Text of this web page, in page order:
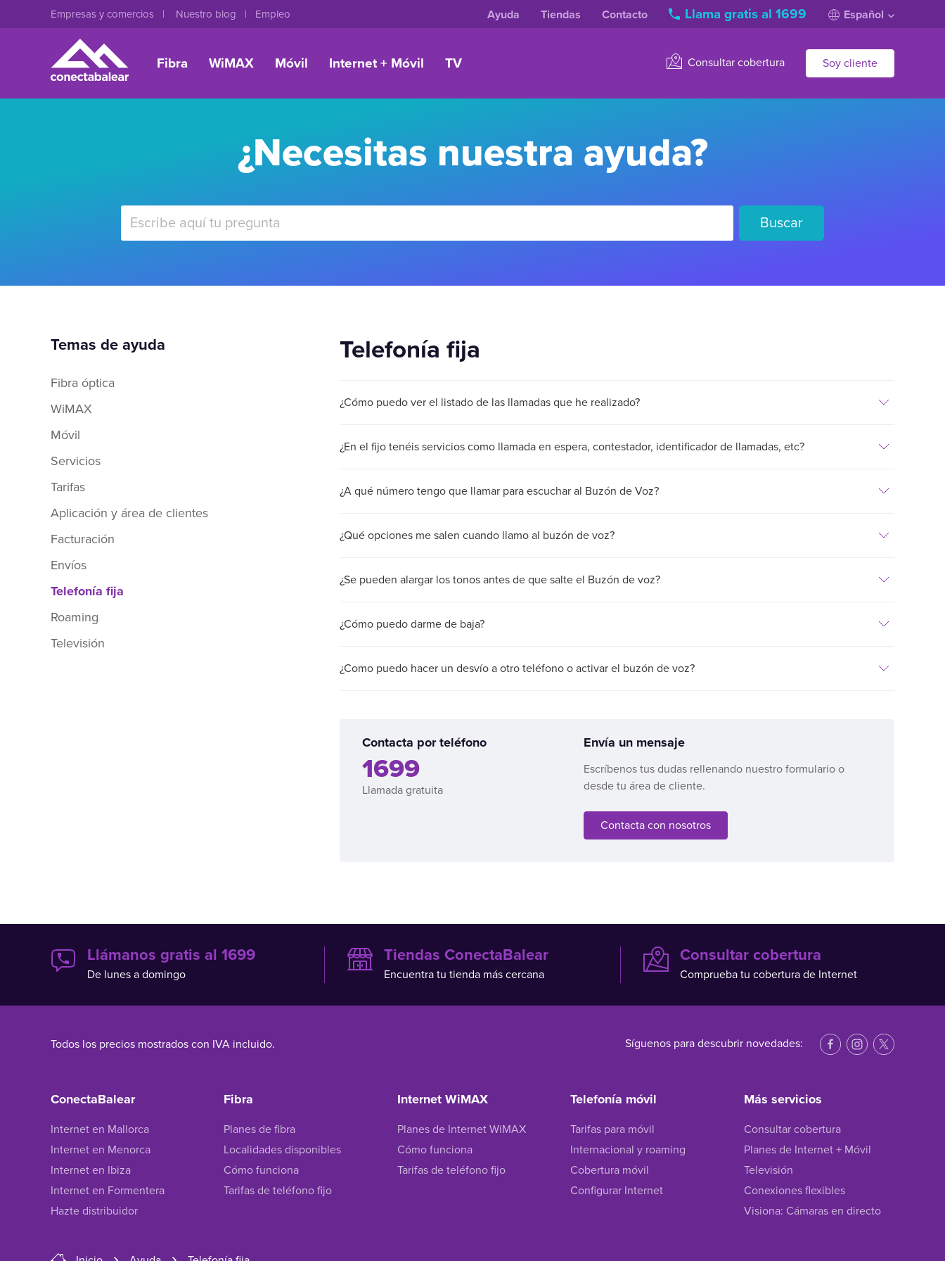
Empresas y comercios Nuestro blog Empleo Ayuda Tiendas Contacto Llama gratis al 1699 Español
Fibra WiMAX Móvil Internet + Móvil TV Consultar cobertura Soy cliente
¿Necesitas nuestra ayuda?
Buscar
Telefonía fija
¿Cómo puedo ver el listado de las llamadas que he realizado?
¿En el fijo tenéis servicios como llamada en espera, contestador, identificador de llamadas, etc?
¿A qué número tengo que llamar para escuchar al Buzón de Voz?
¿Qué opciones me salen cuando llamo al buzón de voz?
¿Se pueden alargar los tonos antes de que salte el Buzón de voz?
¿Cómo puedo darme de baja?
¿Como puedo hacer un desvío a otro teléfono o activar el buzón de voz?
Contacta por teléfono
1699
Llamada gratuita
Envía un mensaje
Escríbenos tus dudas rellenando nuestro formulario o
desde tu área de cliente.
Contacta con nosotros
Temas de ayuda
Fibra óptica
WiMAX
Móvil
Servicios
Tarifas
Aplicación y área de clientes
Facturación
Envíos
Telefonía fija
Roaming
Televisión
Llámanos gratis al 1699
De lunes a domingo
Tiendas ConectaBalear
Encuentra tu tienda más cercana
Consultar cobertura
Comprueba tu cobertura de Internet
Síguenos para descubrir novedades:
Todos los precios mostrados con IVA incluido.
ConectaBalear
Internet en Mallorca
Internet en Menorca
Internet en Ibiza
Internet en Formentera
Hazte distribuidor
Fibra
Planes de fibra
Localidades disponibles
Cómo funciona
Tarifas de teléfono fijo
Internet WiMAX
Planes de Internet WiMAX
Cómo funciona
Tarifas de teléfono fijo
Telefonía móvil
Tarifas para móvil
Internacional y roaming
Cobertura móvil
Configurar Internet
Más servicios
Consultar cobertura
Planes de Internet + Móvil
Televisión
Conexiones flexibles
Visiona: Cámaras en directo